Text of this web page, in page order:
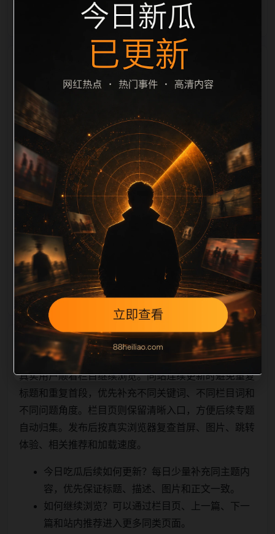
文、图片 alt、tit
栏目内容归集
le 之间识别一致主题。后续每日采集时，建议继续执行
远程图片本地化、坏图默认图兜底、标题去重和
description 长度过滤。如果同一主题下有多个相近页
面，应通过不同角度补充事件背景、访问场景、相关问
题或专题入口，降低站群页面之间的重复感。页面底部
保留同类推荐、上一篇下一篇和 sitemap 入口，保证重
要页面点击深度尽量控制在三次以内。正文维护时可按
用户搜索路径补充三类信息：入口是否稳定、同栏目还
有哪些可继续阅读、移动端打开时图片和摘要是否一
致。每次新增内容后同步检查标题、description、
canonical、主题图、alt、title和推荐链接，确保页面既
能被搜索引擎理解，也能让
相关问题与推荐
真实用户顺着栏目继续浏览。同站连续更新时避免重复
标题和重复首段，优先补充不同关键词、不同栏目词和
不同问题角度。栏目页则保留清晰入口，方便后续专题
自动归集。发布后按真实浏览器复查首屏、图片、跳转
体验、相关推荐和加载速度。
今日吃瓜后续如何更新？每日少量补充同主题内
容，优先保证标题、描述、图片和正文一致。
如何继续浏览？可以通过栏目页、上一篇、下一
篇和站内推荐进入更多同类页面。